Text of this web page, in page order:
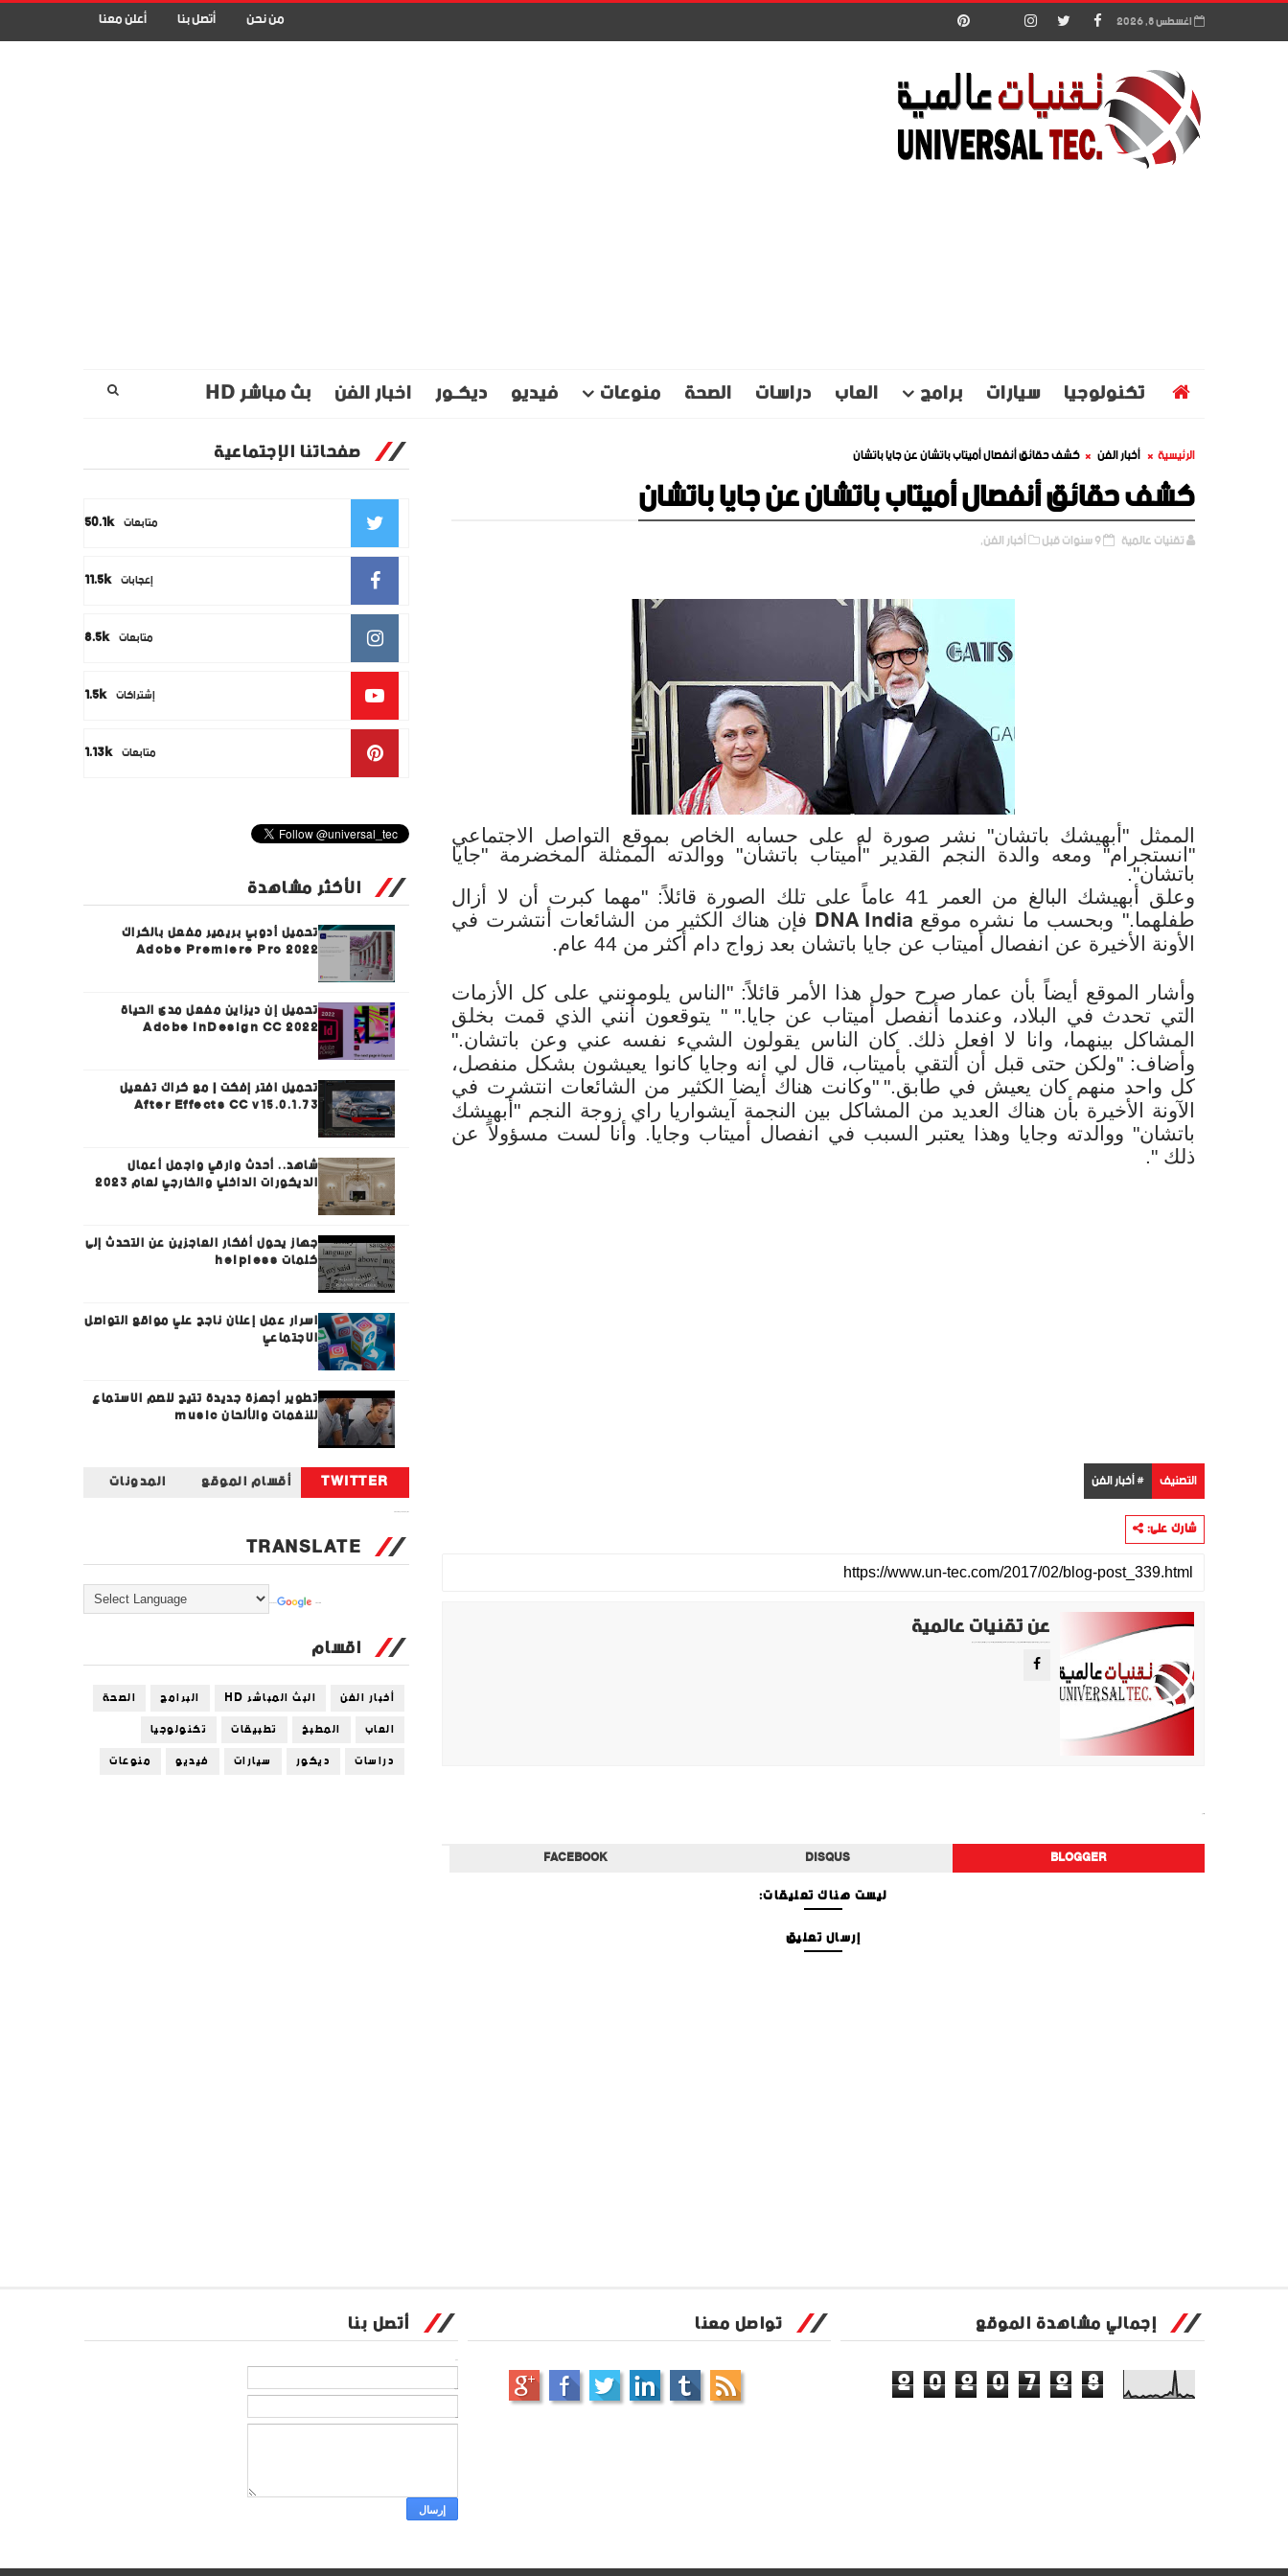
اغسطس 8, 2026 من نحن أتصل بنا أعلن معنا
تكنولوجيا سيارات برامج العاب دراسات الصحة منوعات فيديو ديكـور اخبار الفن بث مباشر HD
الرئيسية أخبار الفن كشف حقائق أنفصال أميتاب باتشان عن جايا باتشان
كشف حقائق أنفصال أميتاب باتشان عن جايا باتشان
تقنيات عالمية 9 سنوات قبل أخبار الفن,
الممثل "أبهيشك باتشان" نشر
صورة له على حسابه الخاص بموقع التواصل الاجتماعي
"انستجرام" ومعه والدة النجم القدير "أميتاب باتشان" ووالدته الممثلة المخضرمة "جايا
باتشان".
وعلق أبهيشك البالغ من العمر 41 عاماً على تلك الصورة قائلاً: "مهما كبرت أن لا أزال
طفلهما." وبحسب ما نشره موقعDNA India فإن هناك الكثير من الشائعات أنتشرت في
الأونة الأخيرة عن انفصال أميتاب عن جايا باتشان بعد زواج دام أكثر من 44 عام.
وأشار الموقع أيضاً بأن عمار صرح حول هذا الأمر قائلاً: "الناس يلومونني على كل الأزمات
التي تحدث في البلاد، وعندما أنفصل أميتاب عن جايا." " يتوقعون أنني الذي قمت بخلق
المشاكل بينهما، وانا لا افعل ذلك. كان الناس يقولون الشيء نفسه عني وعن باتشان."
وأضاف: "ولكن حتى قبل أن ألتقي بأميتاب، قال لي انه وجايا كانوا يعيشون بشكل منفصل،
كل واحد منهم كان يعيش في طابق." "وكانت هناك أيضا الكثير من الشائعات انتشرت في
الآونة الأخيرة بأن هناك العديد من المشاكل بين النجمة آيشواريا راي زوجة النجم "أبهيشك
باتشان" ووالدته وجايا وهذا يعتبر السبب في انفصال أميتاب وجايا. وأنا لست مسؤولاً عن
ذلك ".
التصنيف # أخبار الفن
شارك على:
عن تقنيات عالمية
BLOGGER
DISQUS
FACEBOOK
ليست هناك تعليقات:
إرسال تعليق
صفحاتنا الإجتماعية
50.1k متابعات
11.5k إعجابات
8.5k متابعات
1.5k إشتراكات
1.13k متابعات
الأكثر مشاهدة
تحميل أدوبي بريمير مفعل بالكراك
Adobe Premiere Pro 2022
تحميل إن ديزاين مفعل مدى الحياة
Adobe InDesign CC 2022
تحميل افتر إفكت | مع كراك تفعيل
After Effects CC v15.0.1.73
شاهد.. أحدث وارقي واجمل أعمال
الديكورات الداخلي والخارجي لعام 2023
جهاز يحول أفكار العاجزين عن التحدث إلى
كلمات helpless
اسرار عمل إعلان ناجح علي مواقع التواصل
الاجتماعي
تطوير أجهزة جديدة تتيح للصم الاستماع
للنغمات والألحان music
TWITTER أقسام الموقع المدونات
TRANSLATE
اقسام
أخبار الفن البث المباشر HD البرامج
الصحة
العاب
المطبخ تطبيقات
تكنولوجيا
دراسات
ديكور سيارات فيديو منوعات
إجمالي مشاهدة الموقع
2 0 2 0 7 2 8
تواصل معنا أتصل بنا